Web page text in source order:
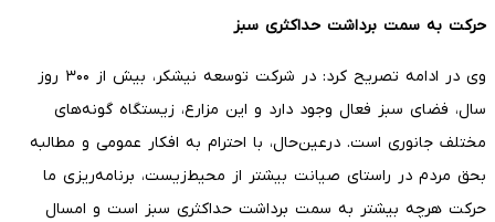
حرکت به سمت برداشت حداکثری سبز
وی در ادامه تصریح کرد: در شرکت توسعه نیشکر، بیش از ۳۰۰ روز
سال، فضای سبز فعال وجود دارد و این مزارع، زیستگاه گونه‌های
مختلف جانوری است. درعین‌حال، با احترام به افکار عمومی و مطالبه
بحق مردم در راستای صیانت بیشتر از محیط‌زیست، برنامه‌ریزی ما
حرکت هرچه بیشتر به سمت برداشت حداکثری سبز است و امسال